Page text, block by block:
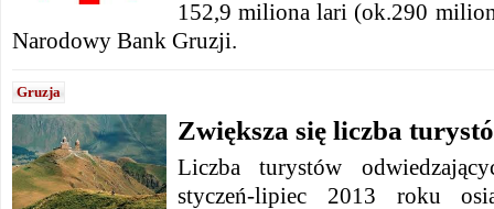
152,9 miliona lari (ok.290
Narodowy Bank Gruzji.
Gruzja
Zwiększa się liczba
Liczba turystów
styczeń-lipiec 2013 roku